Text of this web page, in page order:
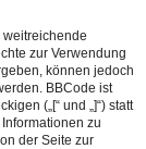
weitreichende
zur Verwendung
können jedoch
BBCode ist
(„[“ und „]“) statt
zu
der Seite zur